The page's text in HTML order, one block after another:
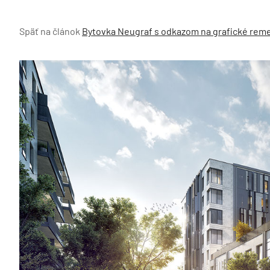
Späť na článok Bytovka Neugraf s odkazom na grafické